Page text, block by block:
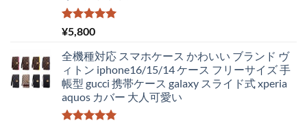
し
5段階中
5.00
¥5,800
全機種対応 スマホケース かわいい ブランド ヴ
ィトン iphone16/15/14 ケース フリーサイズ 手
帳型 gucci 携帯ケース galaxy スライド式 xperia
aquos カバー 大人可愛い